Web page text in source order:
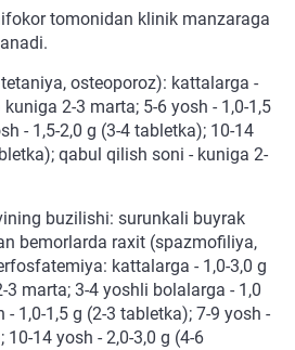
tomonidan klinik manzaraga
osteoporoz): kattalarga -
2-3 marta; 5-6 yosh - 1,0-1,5
- 1,5-2,0 g (3-4 tabletka); 10-14
qabul qilish soni - kuniga 2-
buzilishi: surunkali buyrak
bemorlarda raxit (spazmofiliya,
kattalarga - 1,0-3,0 g
marta; 3-4 yoshli bolalarga - 1,0
1,0-1,5 g (2-3 tabletka); 7-9 yosh -
10-14 yosh - 2,0-3,0 g (4-6